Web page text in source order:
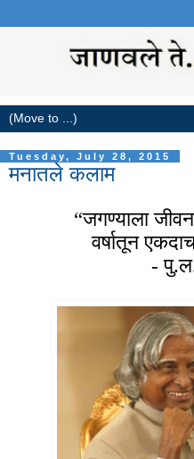
Tuesday, July 28, 2015
मनातले कलाम
“जगण्याला
वर्षातून
-